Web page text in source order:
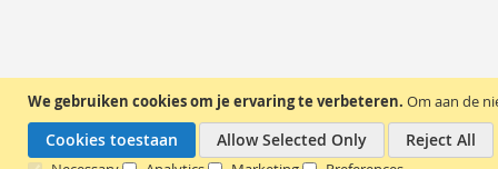
We gebruiken cookies om je ervaring te verbeteren. Om aan de
Cookies toestaan Allow Selected Only Reject All